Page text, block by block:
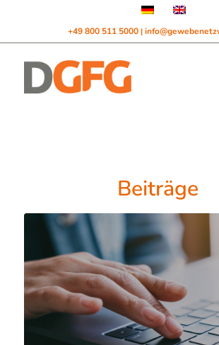
+49 800 511 5000 |
Beiträge